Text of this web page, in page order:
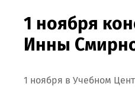
1 ноября
Инны
1 ноября в Учебном